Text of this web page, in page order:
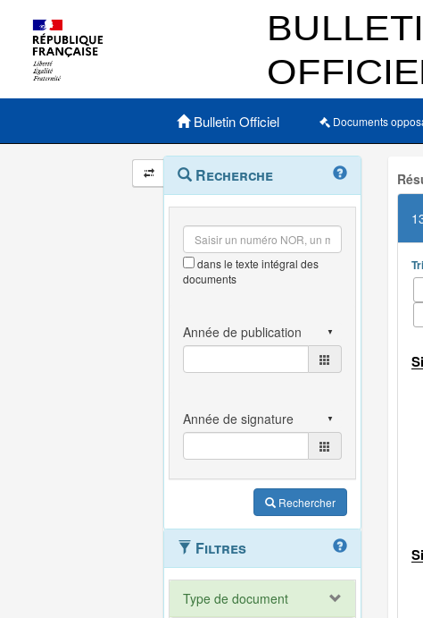
Menu principal
Bulletin Officiel Documents
Navigation
et
outils
annexes
Menu
contextuel
Recherche
dans le texte intégral des
documents
Rechercher
Filtres
Type de document